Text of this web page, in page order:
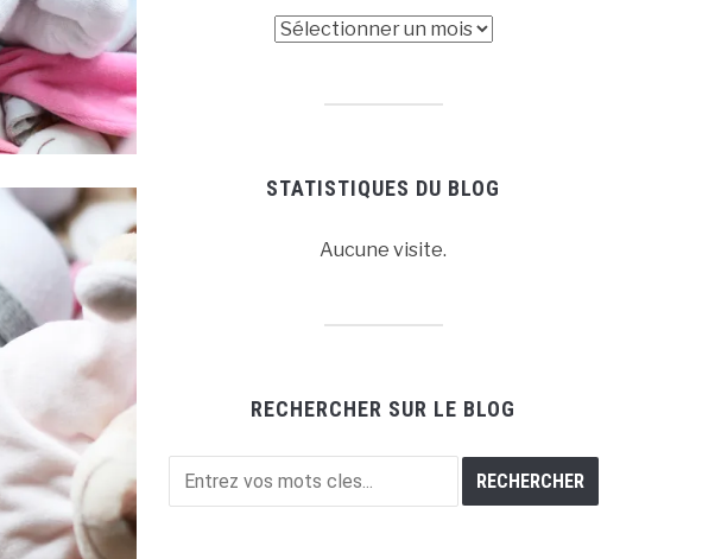
STATISTIQUES DU BLOG
Aucune visite.
RECHERCHER SUR LE BLOG